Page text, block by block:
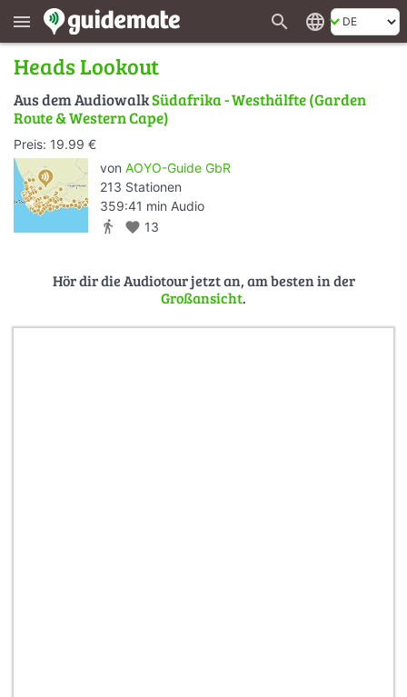
menu search language
Heads Lookout
Aus dem AudiowalkSüdafrika - Westhälfte (Garden
Route & Western Cape)
Preis: 19.99 €
von AOYO-Guide GbR
213 Stationen
359:41 min Audio
directions_walk favorite 13
Hör dir die Audiotour jetzt an, am besten in der
Großansicht.